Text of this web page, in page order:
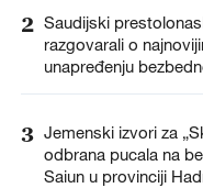
2 Saudijski
razgovarali o
unapređenju
3 Jemenski izvori za
odbrana pucala na
Saiun u provinciji